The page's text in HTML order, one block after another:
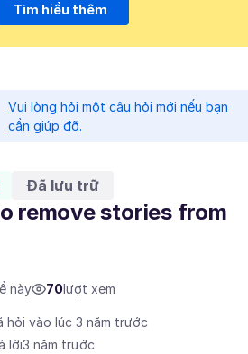
Tìm hiểu thêm
Vui lòng hỏi một câu hỏi mới nếu bạn
cần giúp đỡ.
Đã lưu trữ
remove stories from
này 70lượt xem
hỏi vào lúc 3 năm trước
lời3 năm trước